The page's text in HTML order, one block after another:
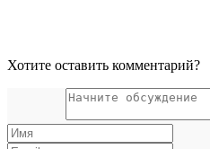
Хотите оставить комментарий?